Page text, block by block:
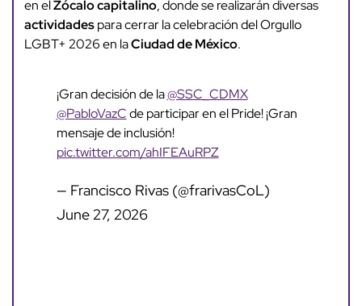
en elZócalo capitalino, donde se realizarán diversas
actividadespara cerrar la celebración del Orgullo
LGBT+ 2026 en laCiudad de México.
¡Gran decisión de la@SSC_CDMX
@PabloVazCde participar en el Pride! ¡Gran
mensaje de inclusión!
pic.twitter.com/ahIFEAuRPZ
— Francisco Rivas (@frarivasCoL)
June 27, 2026